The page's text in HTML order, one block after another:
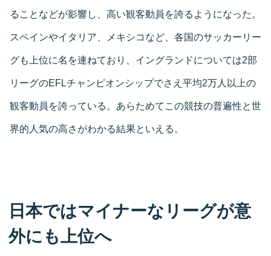
ることなどが影響し、高い観客動員を誇るようになった。
スペインやイタリア、メキシコなど、各国のサッカーリー
グも上位に名を連ねており、イングランドについては2部
リーグのEFLチャンピオンシップでさえ平均2万人以上の
観客動員を誇っている。あらためてこの競技の普遍性と世
界的人気の高さがわかる結果といえる。
日本ではマイナーなリーグが意
外にも上位へ